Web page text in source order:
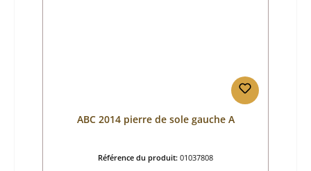
ABC 2014 pierre de sole gauche A
Référence du produit: 01037808